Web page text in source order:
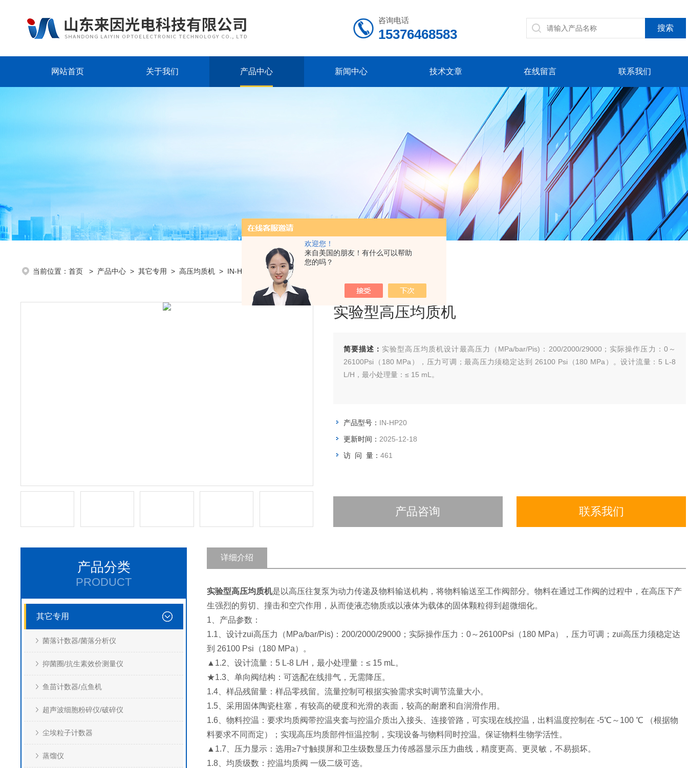
欢迎您！
来自美国的朋友！有什么可以帮助
您的吗？
咨询电话
15376468583
网站首页 关于我们 产品中心 新闻中心 技术文章 在线留言 联系我们
当前位置： 首页 > 产品中心 > 其它专用 > 高压均质机 > IN-HP20实验型高压均质机
实验型高压均质机
简要描述： 实验型高压均质机设计最高压力（MPa/bar/Pis)：200/2000/29000；实际操作压力：0～
26100Psi（180 MPa），压力可调；最高压力须稳定达到 26100 Psi（180 MPa）。设计流量：5 L-8
L/H，最小处理量：≤ 15 mL。
产品型号： IN-HP20
更新时间： 2025-12-18
访 问 量： 461
产品咨询 联系我们
产品分类
PRODUCT
其它专用
菌落计数器/菌落分析仪
抑菌圈/抗生素效价测量仪
鱼苗计数器/点鱼机
超声波细胞粉碎仪/破碎仪
尘埃粒子计数器
蒸馏仪
详细介绍
实验型高压均质机是以高压往复泵为动力传递及物料输送机构，将物料输送至工作阀部分。物料在通过工作阀的过程中，在高压下产
生强烈的剪切、撞击和空穴作用，从而使液态物质或以液体为载体的固体颗粒得到超微细化。
1、产品参数：
1.1、设计zui高压力（MPa/bar/Pis)：200/2000/29000；实际操作压力：0～26100Psi（180 MPa），压力可调；zui高压力须稳定达
到 26100 Psi（180 MPa）。
▲1.2、设计流量：5 L-8 L/H，最小处理量：≤ 15 mL。
★1.3、单向阀结构：可选配在线排气，无需降压。
1.4、样品残留量：样品零残留。流量控制可根据实验需求实时调节流量大小。
1.5、采用固体陶瓷柱塞，有较高的硬度和光滑的表面，较高的耐磨和自润滑作用。
1.6、物料控温：要求均质阀带控温夹套与控温介质出入接头、连接管路，可实现在线控温，出料温度控制在 -5℃～100 ℃ （根据物
料要求不同而定）；实现高压均质部件恒温控制，实现设备与物料同时控温。保证物料生物学活性。
▲1.7、压力显示：选用≥7寸触摸屏和卫生级数显压力传感器显示压力曲线，精度更高、更灵敏，不易损坏。
1.8、均质级数：控温均质阀 一级二级可选。